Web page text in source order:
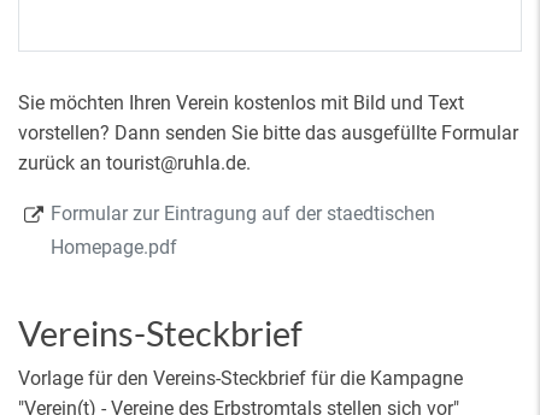
Sie möchten Ihren Verein kostenlos mit Bild und Text
vorstellen? Dann senden Sie bitte das ausgefüllte Formular
zurück an tourist@ruhla.de.
Formular zur Eintragung auf der staedtischen
Homepage.pdf
Vereins-Steckbrief
Vorlage für den Vereins-Steckbrief für die Kampagne
"Verein(t) - Vereine des Erbstromtals stellen sich vor"